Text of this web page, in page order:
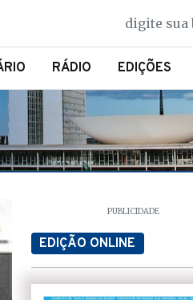
RÁDIO EDIÇÕES
PUBLICIDADE
EDIÇÃO ONLINE